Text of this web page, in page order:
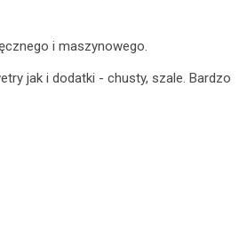
i maszynowego.
jak i dodatki - chusty, szale. Bardzo